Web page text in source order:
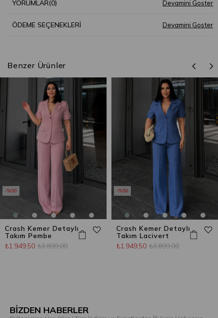
YORUMLAR(0)
ÖDEME SEÇENEKLERI
Benzer Ürünler
Crash Kemer Detaylı
Takım Pembe
₺1.949,50 ₺3.899,00
%50
Crash Kemer Detaylı
Takım Lacivert
₺1.949,50 ₺3.899,00
%50
BİZDEN HABERLER